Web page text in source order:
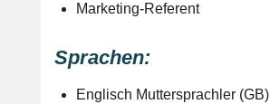
Marketing-Referent
Sprachen:
Englisch Muttersprachler (GB)